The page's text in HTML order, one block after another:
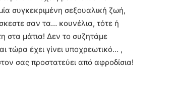
συγκεκριμένη σεξουαλική ζωή,
σαν τα… κουνέλια, τότε ή
στα μάτια! Δεν το συζητάμε
τώρα έχει γίνει υποχρεωτικό… ,
σας προστατεύει από αφροδίσια!